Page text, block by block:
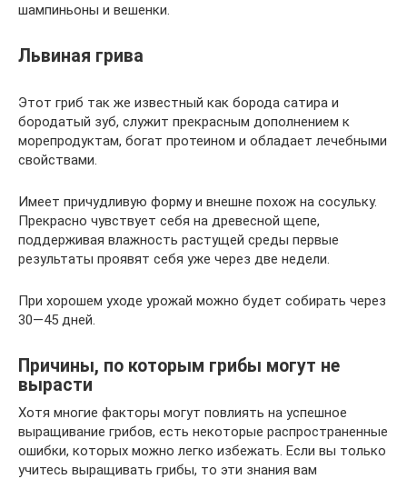
шампиньоны и вешенки.
Львиная грива
Этот гриб так же известный как борода сатира и
бородатый зуб, служит прекрасным дополнением к
морепродуктам, богат протеином и обладает лечебными
свойствами.
Имеет причудливую форму и внешне похож на сосульку.
Прекрасно чувствует себя на древесной щепе,
поддерживая влажность растущей среды первые
результаты проявят себя уже через две недели.
При хорошем уходе урожай можно будет собирать через
30—45 дней.
Причины, по которым грибы могут не
вырасти
Хотя многие факторы могут повлиять на успешное
выращивание грибов, есть некоторые распространенные
ошибки, которых можно легко избежать. Если вы только
учитесь выращивать грибы, то эти знания вам